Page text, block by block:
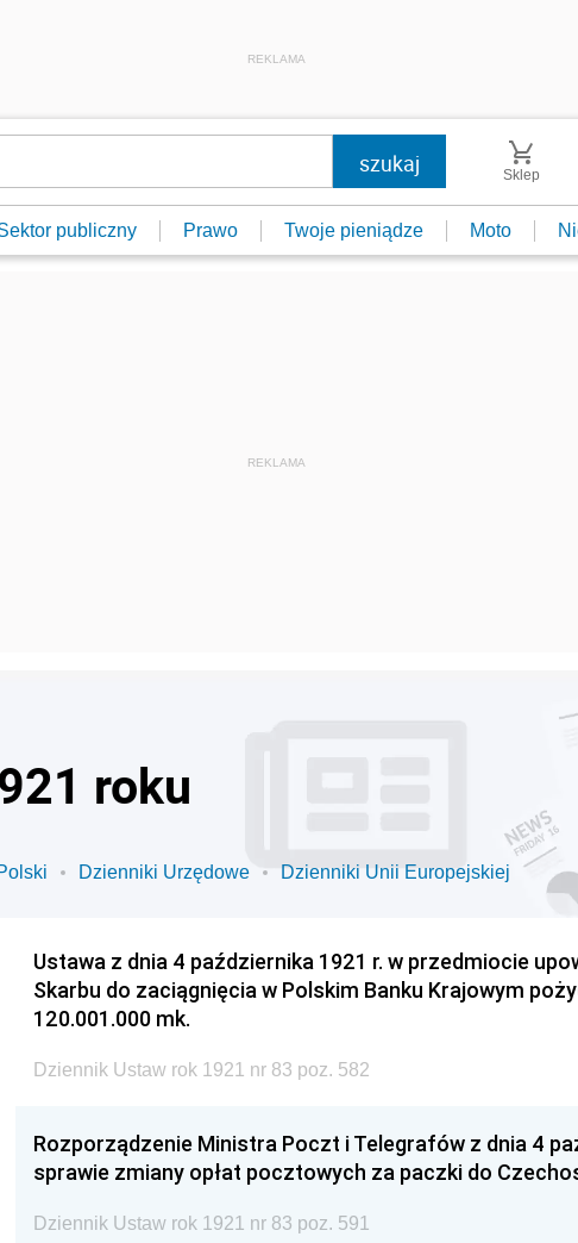
REKLAMA
Sklep
publiczny Prawo Twoje pieniądze Moto
roku
Dzienniki Urzędowe Dzienniki Unii Europejskiej
Ustawa z dnia 4 października 1921 r. w przedmiocie
Skarbu do zaciągnięcia w Polskim Banku Krajowym
120.001.000 mk.
Dziennik Ustaw rok 1921 nr 83 poz. 582
Rozporządzenie Ministra Poczt i Telegrafów z dnia 4
sprawie zmiany opłat pocztowych za paczki do
Dziennik Ustaw rok 1921 nr 83 poz. 591